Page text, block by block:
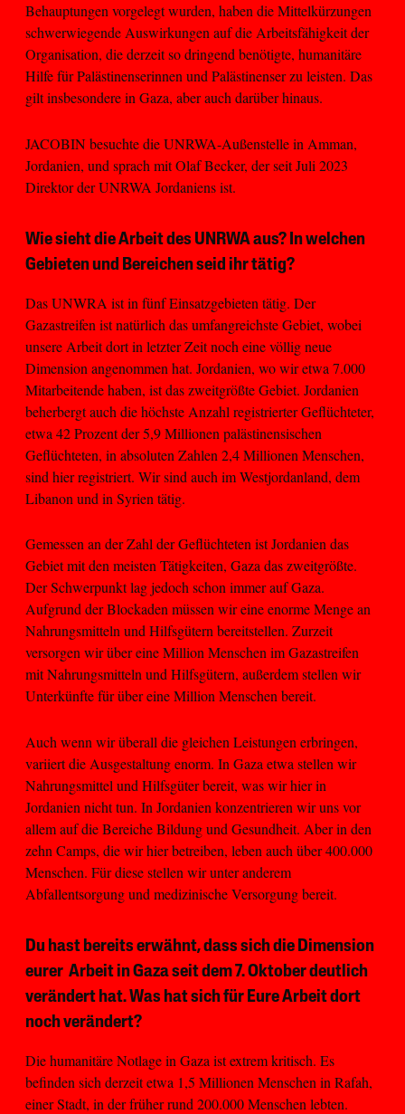
Behauptungen vorgelegt wurden, haben die Mittelkürzungen
schwerwiegende Auswirkungen auf die Arbeitsfähigkeit der
Organisation, die derzeit so dringend benötigte, humanitäre
Hilfe für Palästinenserinnen und Palästinenser zu leisten. Das
gilt insbesondere in Gaza, aber auch darüber hinaus.
JACOBIN besuchte die UNRWA-Außenstelle in Amman,
Jordanien, und sprach mit Olaf Becker, der seit Juli 2023
Direktor der UNRWA Jordaniens ist.
Wie sieht die Arbeit des UNRWA aus? In welchen
Gebieten und Bereichen seid ihr tätig?
Das UNWRA ist in fünf Einsatzgebieten tätig. Der
Gazastreifen ist natürlich das umfangreichste Gebiet, wobei
unsere Arbeit dort in letzter Zeit noch eine völlig neue
Dimension angenommen hat. Jordanien, wo wir etwa 7.000
Mitarbeitende haben, ist das zweitgrößte Gebiet. Jordanien
beherbergt auch die höchste Anzahl registrierter Geflüchteter,
etwa 42 Prozent der 5,9 Millionen palästinensischen
Geflüchteten, in absoluten Zahlen 2,4 Millionen Menschen,
sind hier registriert. Wir sind auch im Westjordanland, dem
Libanon und in Syrien tätig.
Gemessen an der Zahl der Geflüchteten ist Jordanien das
Gebiet mit den meisten Tätigkeiten, Gaza das zweitgrößte.
Der Schwerpunkt lag jedoch schon immer auf Gaza.
Aufgrund der Blockaden müssen wir eine enorme Menge an
Nahrungsmitteln und Hilfsgütern bereitstellen. Zurzeit
versorgen wir über eine Million Menschen im Gazastreifen
mit Nahrungsmitteln und Hilfsgütern, außerdem stellen wir
Unterkünfte für über eine Million Menschen bereit.
Auch wenn wir überall die gleichen Leistungen erbringen,
variiert die Ausgestaltung enorm. In Gaza etwa stellen wir
Nahrungsmittel und Hilfsgüter bereit, was wir hier in
Jordanien nicht tun. In Jordanien konzentrieren wir uns vor
allem auf die Bereiche Bildung und Gesundheit. Aber in den
zehn Camps, die wir hier betreiben, leben auch über 400.000
Menschen. Für diese stellen wir unter anderem
Abfallentsorgung und medizinische Versorgung bereit.
Du hast bereits erwähnt, dass sich die Dimension
eurer Arbeit in Gaza seit dem 7. Oktober deutlich
verändert hat. Was hat sich für Eure Arbeit dort
noch verändert?
Die humanitäre Notlage in Gaza ist extrem kritisch. Es
befinden sich derzeit etwa 1,5 Millionen Menschen in Rafah,
einer Stadt, in der früher rund 200.000 Menschen lebten.